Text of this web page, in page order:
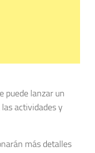
puede lanzar un
actividades y
más detalles